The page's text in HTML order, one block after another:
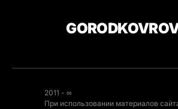
2011 - ∞
При использовании материалов